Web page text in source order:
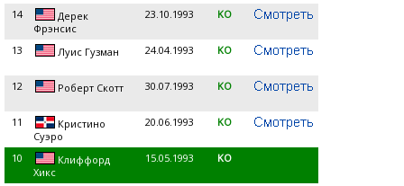
14
Дерек
Фрэнсис
23.10.1993 KO
13 Луис Гузман 24.04.1993 KO
12 Роберт Скотт 30.07.1993 KO
11
Кристино
Суэро
20.06.1993 KO
10
Клиффорд
Хикс
15.05.1993 KO